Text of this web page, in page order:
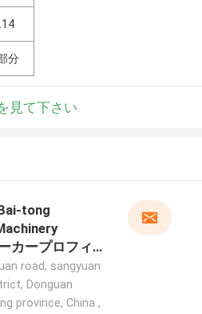
分
見て下さい
tong
カープロフィー
road, sangyuan
Donguan
province, China ,